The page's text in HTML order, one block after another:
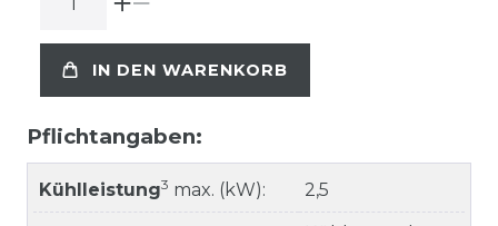
IN DEN WARENKORB
Pflichtangaben:
Kühlleistung3 max. (kW): 2,5